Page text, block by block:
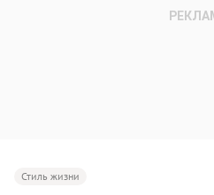
Стиль жизни